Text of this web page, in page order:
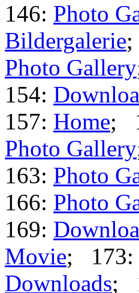
146: Photo
Bildergalerie
Photo Gallery
154:
157: Home;
Photo Gallery
163: Photo
166: Photo
169:
Movie; 173:
Downloads;